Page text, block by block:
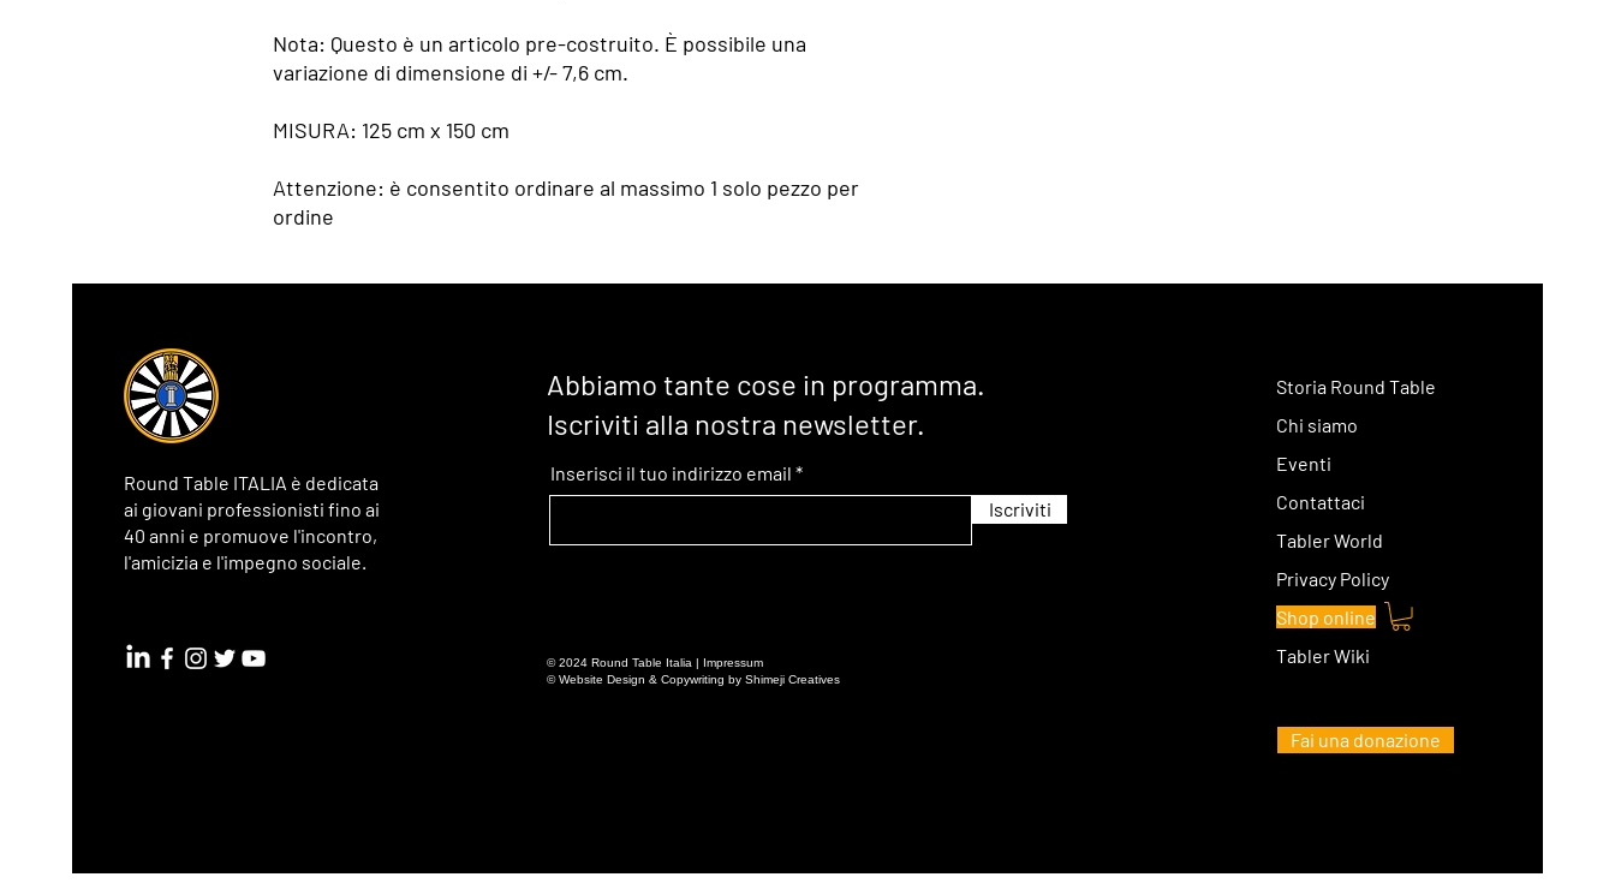
Nota: Questo è un articolo pre-costruito. È possibile una
variazione di dimensione di +/- 7,6 cm.
MISURA: 125 cm x 150 cm
Attenzione: è consentito ordinare al massimo 1 solo pezzo per
ordine
Round Table ITALIA è dedicata
ai giovani professionisti fino ai
40 anni e promuove l'incontro,
l'amicizia e l'impegno sociale.
Abbiamo tante cose in programma.
Iscriviti alla nostra newsletter.
Inserisci il tuo indirizzo email
Iscriviti
© 2024 Round Table Italia | Impressum
© Website Design & Copywriting byShimeji Creatives
Storia Round Table
Chi siamo
Eventi
Contattaci
Tabler World
Privacy Policy
Shop online
Tabler Wiki
Fai una donazione